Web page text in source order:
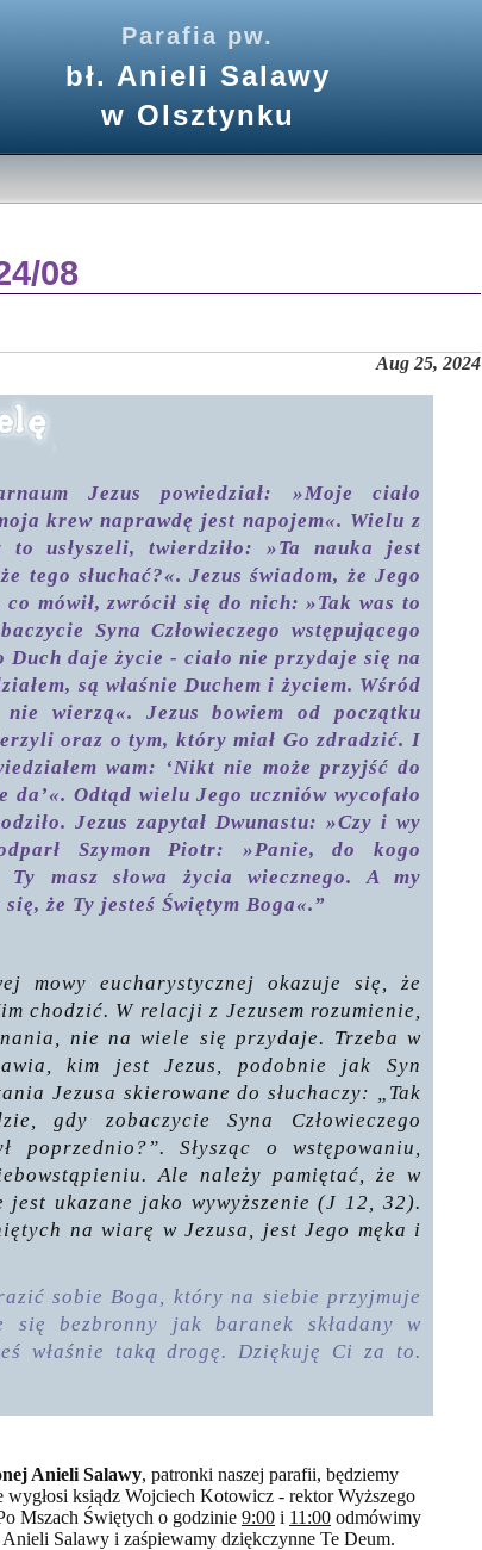
Parafia pw.
bł. Anieli Salawy
w Olsztynku
08
Aug 25, 2024
Jezus powiedział: »Moje ciało
krew naprawdę jest napojem«. Wielu z
usłyszeli, twierdziło: »Ta nauka jest
tego słuchać?«. Jezus świadom, że Jego
mówił, zwrócił się do nich: »Tak was to
Syna Człowieczego wstępującego
Duch daje życie - ciało nie przydaje się na
są właśnie Duchem i życiem. Wśród
wierzą«. Jezus bowiem od początku
oraz o tym, który miał Go zdradzić. I
wam: ‘Nikt nie może przyjść do
Odtąd wielu Jego uczniów wycofało
Jezus zapytał Dwunastu: »Czy i wy
Szymon Piotr: »Panie, do kogo
Ty masz słowa życia wiecznego. A my
że Ty jesteś Świętym Boga«.”
mowy eucharystycznej okazuje się, że
chodzić. W relacji z Jezusem rozumienie,
nie na wiele się przydaje. Trzeba w
kim jest Jezus, podobnie jak Syn
Jezusa skierowane do słuchaczy: „Tak
gdy zobaczycie Syna Człowieczego
poprzednio?”. Słysząc o wstępowaniu,
Ale należy pamiętać, że w
ukazane jako wywyższenie (J 12, 32).
na wiarę w Jezusa, jest Jego męka i
sobie Boga, który na siebie przyjmuje
bezbronny jak baranek składany w
właśnie taką drogę. Dziękuję Ci za to.
Anieli Salawy, patronki naszej parafii, będziemy
wygłosi ksiądz Wojciech Kotowicz - rektor Wyższego
Mszach Świętych o godzinie 9:00 i 11:00 odmówimy
Salawy i zaśpiewamy dziękczynne Te Deum.